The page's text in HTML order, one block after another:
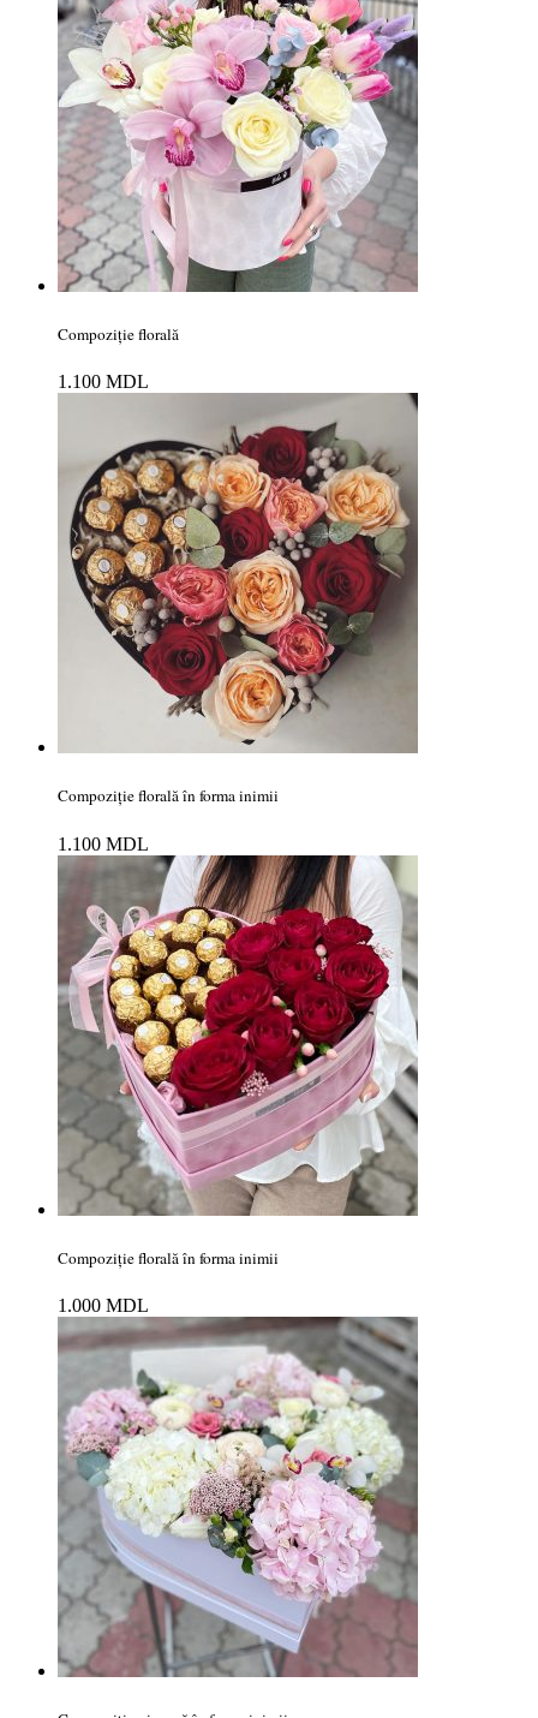
Compoziție florală
1.100 MDL
Compoziție florală în forma inimii
1.100 MDL
Compoziție florală în forma inimii
1.000 MDL